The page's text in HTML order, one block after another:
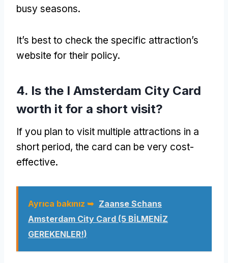
busy seasons.
It’s best to check the specific attraction’s
website for their policy.
4. Is the I Amsterdam City Card
worth it for a short visit?
If you plan to visit multiple attractions in a
short period, the card can be very cost-
effective.
Ayrıca bakınız ➥ Zaanse Schans
Amsterdam City Card (5 BİLMENİZ
GEREKENLER!)